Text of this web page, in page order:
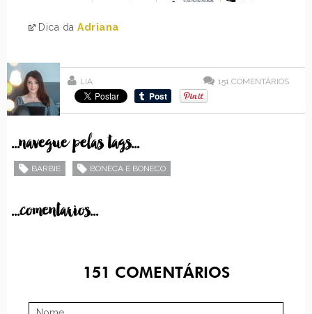
Dica daAdriana
LIA 151 COMENTÁRIOS
...navegue pelas tags...
BARBIE BONECA E BONECO
...comentarios...
151 COMENTÁRIOS